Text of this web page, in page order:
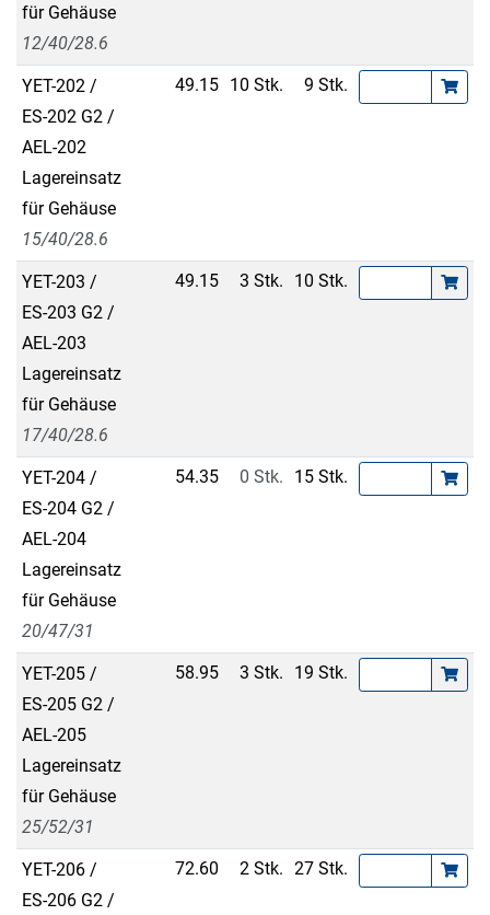
für Gehäuse
12/40/28.6
YET-202 /
ES-202 G2 /
AEL-202
Lagereinsatz
für Gehäuse
15/40/28.6
49.15 10 Stk. 9 Stk.
YET-203 /
ES-203 G2 /
AEL-203
Lagereinsatz
für Gehäuse
17/40/28.6
49.15 3 Stk. 10 Stk.
YET-204 /
ES-204 G2 /
AEL-204
Lagereinsatz
für Gehäuse
20/47/31
54.35 0 Stk. 15 Stk.
YET-205 /
ES-205 G2 /
AEL-205
Lagereinsatz
für Gehäuse
25/52/31
58.95 3 Stk. 19 Stk.
YET-206 /
ES-206 G2 /
72.60 2 Stk. 27 Stk.